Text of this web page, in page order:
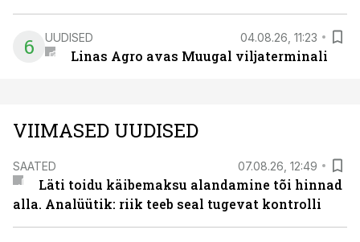
6 UUDISED 04.08.26, 11:23
Linas Agro avas Muugal viljaterminali
VIIMASED UUDISED
SAATED 07.08.26, 12:49
Läti toidu käibemaksu alandamine tõi hinnad
alla. Analüütik: riik teeb seal tugevat kontrolli